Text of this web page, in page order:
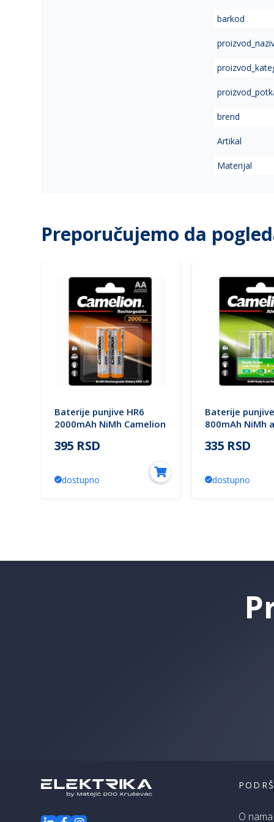
barkod
brend
Artikal
Materijal
Preporučujemo da
Baterije punjive HR6
2000mAh NiMh Camelion
395 RSD
dostupno
Baterije
800mAh NiMh
335 RSD
dostupno
O nama